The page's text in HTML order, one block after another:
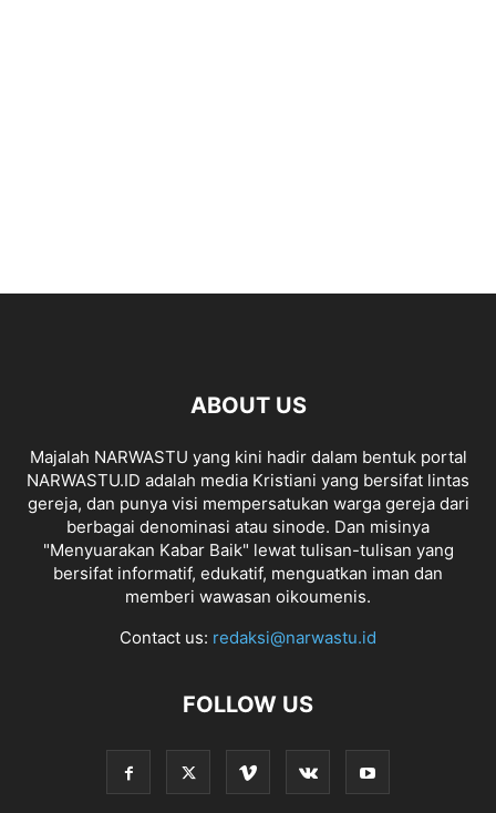
ABOUT US
Majalah NARWASTU yang kini hadir dalam bentuk portal
NARWASTU.ID adalah media Kristiani yang bersifat lintas
gereja, dan punya visi mempersatukan warga gereja dari
berbagai denominasi atau sinode. Dan misinya
"Menyuarakan Kabar Baik" lewat tulisan-tulisan yang
bersifat informatif, edukatif, menguatkan iman dan
memberi wawasan oikoumenis.
Contact us: redaksi@narwastu.id
FOLLOW US